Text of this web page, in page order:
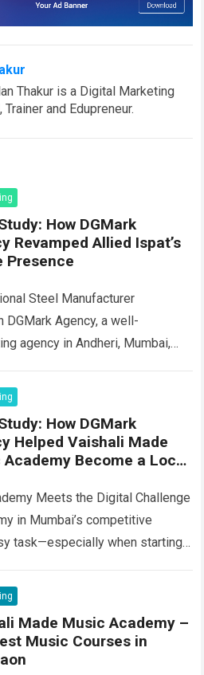
Thakur is a Digital Marketing
and Edupreneur.
How DGMark
Revamped Allied Ispat’s
Presence
Steel Manufacturer
Agency, a well-
agency in Andheri, Mumbai,
How DGMark
Helped Vaishali Made
Become a Local
Meets the Digital Challenge
in Mumbai’s competitive
task—especially when starting
Made Music Academy –
Music Courses in